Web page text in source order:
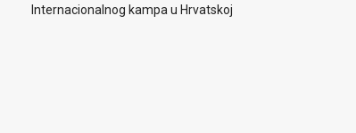
Internacionalnog kampa u Hrvatskoj